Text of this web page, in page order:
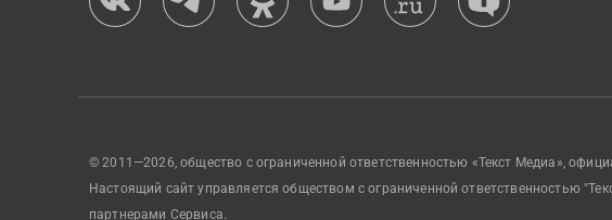
© 2011—2026, общество с ограниченной ответственностью «Текст Медиа»,
Настоящий сайт управляется обществом с ограниченной ответственностью
партнерами Сервиса.